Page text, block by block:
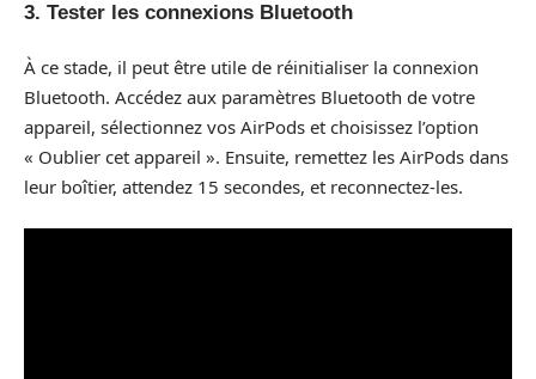
3. Tester les connexions Bluetooth
À ce stade, il peut être utile de réinitialiser la connexion
Bluetooth. Accédez aux paramètres Bluetooth de votre
appareil, sélectionnez vos AirPods et choisissez l’option
« Oublier cet appareil ». Ensuite, remettez les AirPods dans
leur boîtier, attendez 15 secondes, et reconnectez-les.